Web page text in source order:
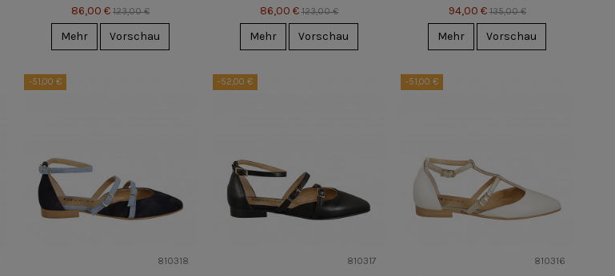
86,00 € 123,00 €
Mehr Vorschau
86,00 € 123,00 €
Mehr Vorschau
94,00 € 135,00 €
Mehr Vorschau
-51,00 €
810318
-52,00 €
810317
-51,00 €
810316